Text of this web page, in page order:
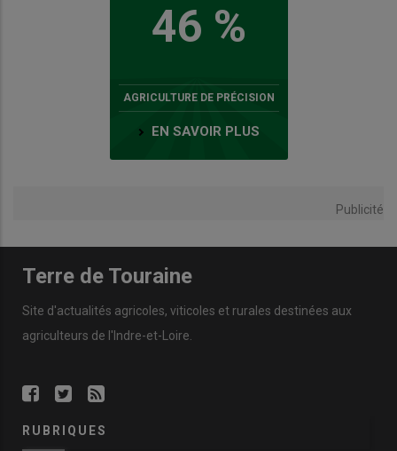
46 %
AGRICULTURE DE PRÉCISION
EN SAVOIR PLUS
Publicité
Terre de Touraine
Site d'actualités agricoles, viticoles et rurales destinées aux
agriculteurs de l'Indre-et-Loire.
RUBRIQUES